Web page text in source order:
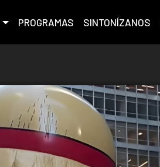
PROGRAMAS SINTONÍZANOS